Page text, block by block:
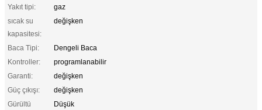
Yakıt tipi:
gaz
sıcak su
kapasitesi:
değişken
Baca Tipi:
Dengeli Baca
Kontroller:
programlanabilir
Garanti:
değişken
Güç çıkışı:
değişken
Gürültü
Düşük